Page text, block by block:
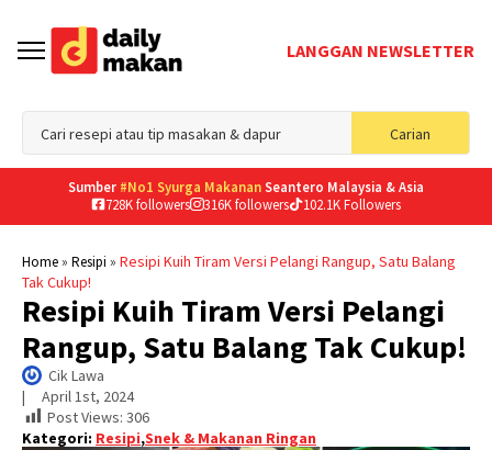
LANGGAN NEWSLETTER
Carian
for:
Sumber #No1 Syurga MakananSeantero Malaysia & Asia
728K followers
316K followers 102.1K Followers
Home» Resipi » Resipi Kuih Tiram Versi Pelangi Rangup, Satu Balang
Tak Cukup!
Resipi Kuih Tiram Versi Pelangi
Rangup, Satu Balang Tak Cukup!
Cik Lawa
| April 1st, 2024
Post Views: 306
Kategori: Resipi,Snek & Makanan Ringan